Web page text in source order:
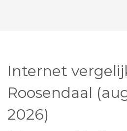
Internet
Roosendaal
2026)